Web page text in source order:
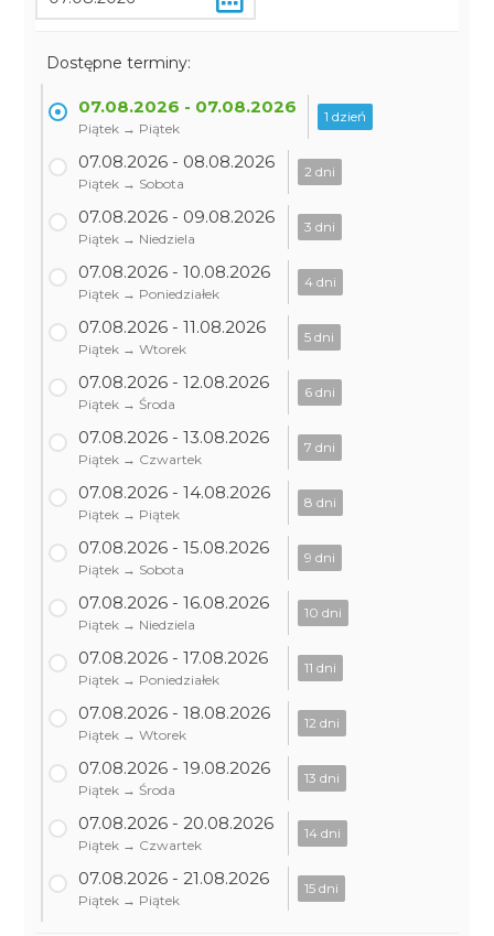
Dostępne terminy:
07.08.2026 - 07.08.2026
Piątek → Piątek
1 dzień
07.08.2026 - 08.08.2026
Piątek → Sobota
2 dni
07.08.2026 - 09.08.2026
Piątek → Niedziela
3 dni
07.08.2026 - 10.08.2026
Piątek → Poniedziałek
4 dni
07.08.2026 - 11.08.2026
Piątek → Wtorek
5 dni
07.08.2026 - 12.08.2026
Piątek → Środa
6 dni
07.08.2026 - 13.08.2026
Piątek → Czwartek
7 dni
07.08.2026 - 14.08.2026
Piątek → Piątek
8 dni
07.08.2026 - 15.08.2026
Piątek → Sobota
9 dni
07.08.2026 - 16.08.2026
Piątek → Niedziela
10 dni
07.08.2026 - 17.08.2026
Piątek → Poniedziałek
11 dni
07.08.2026 - 18.08.2026
Piątek → Wtorek
12 dni
07.08.2026 - 19.08.2026
Piątek → Środa
13 dni
07.08.2026 - 20.08.2026
Piątek → Czwartek
14 dni
07.08.2026 - 21.08.2026
Piątek → Piątek
15 dni